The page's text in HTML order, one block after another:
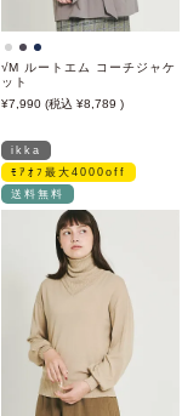
√M ルートエム コーチジャケ
ット
7,990
8,789
ikka
ﾓｱｵﾌ最大4000off
送料無料